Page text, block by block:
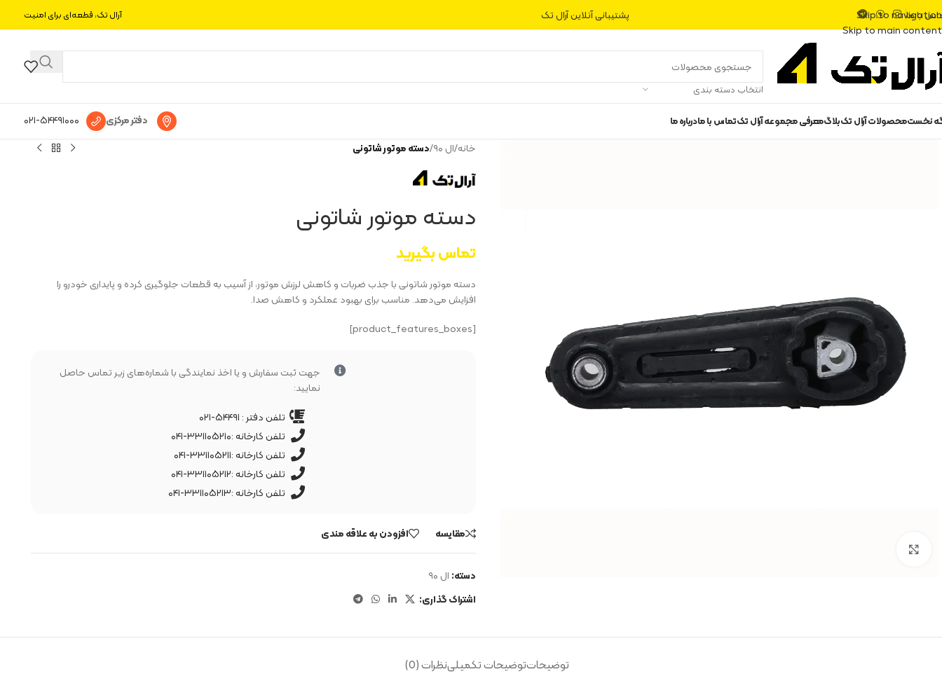
Skip to navigation
Skip to main content
با ما پشتیبانی آنلاین آرال تک آرال تک، قطعه‌ای برای امنیت
انتخاب دسته بندی
نخستمحصولات آرال تکبلاگمعرفی مجموعه آرال تکتماس با مادرباره ما دفتر مرکزی ۰۲۱-۵۴۴۹۱۰۰۰
خانه/ال ۹۰ /دسته موتور شاتونی
دسته موتور شاتونی
تماس بگیرید
دسته موتور شاتونی با جذب ضربات و کاهش لرزش موتور، از آسیب به قطعات جلوگیری کرده و پایداری خودرو را
افزایش می‌دهد. مناسب برای بهبود عملکرد و کاهش صدا.
[product_features_boxes]
جهت ثبت سفارش و یا اخذ نمایندگی با شماره‌های زیر تماس حاصل
نمایید:
تلفن دفتر : ۵۴۴۹۱-۰۲۱
تلفن کارخانه :۳۳۱۱۰۵۲۱۰-۰۴۱
تلفن کارخانه :۳۳۱۱۰۵۲۱۱-۰۴۱
تلفن کارخانه :۳۳۱۱۰۵۲۱۲-۰۴۱
تلفن کارخانه :۳۳۱۱۰۵۲۱۳-۰۴۱
مقایسه افزودن به علاقه مندی
دسته: ال ۹۰
اشتراک گذاری:
توضیحاتتوضیحات تکمیلینظرات (0)